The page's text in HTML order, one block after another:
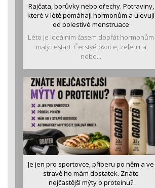
Rajčata, borůvky nebo ořechy. Potraviny,
které v létě pomáhají hormonům a ulevují
od bolestivé menstruace
Léto je ideálním časem dopřát hormonům
malý restart. Čerstvé ovoce, zelenina
nebo...
Je jen pro sportovce, přiberu po něm a ve
stravě ho mám dostatek. Znáte
nejčastější mýty o proteinu?